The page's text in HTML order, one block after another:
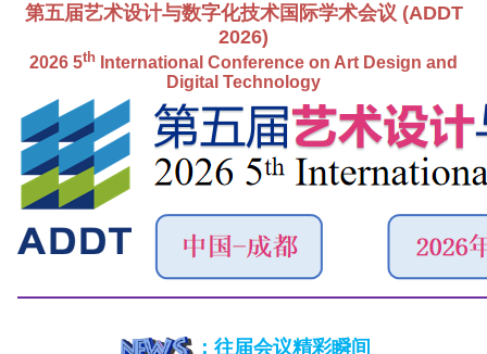
第五届艺术设计与数字化技术国际学术会议 (ADDT
2026)
2026 5th International Conference on Art Design and
Digital Technology
：往届会议精彩瞬间